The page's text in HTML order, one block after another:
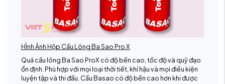
HÌnh Ảnh Hộp Cầu Lông Ba Sao Pro X
Quả cầu lông Ba Sao ProX có độ bền cao, tốc độ và quỹ đạo
ổn định. Phù hợp với mọi loại thời tiết, khí hậu và mọi điều kiện
luyện tập và thi đấu. Cầu Basao có độ bền cao hơn khi được